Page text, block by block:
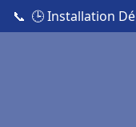
📞 🕒 Installation